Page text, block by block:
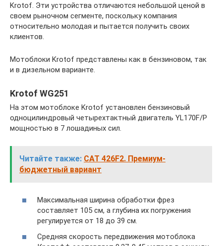
Krotof. Эти устройства отличаются небольшой ценой в
своем рыночном сегменте, поскольку компания
относительно молодая и пытается получить своих
клиентов.
Мотоблоки Krotof представлены как в бензиновом, так
и в дизельном варианте.
Krotof WG251
На этом мотоблоке Krotof установлен бензиновый
одноцилиндровый четырехтактный двигатель YL170F/P
мощностью в 7 лошадиных сил.
Читайте также: CAT 426F2. Премиум-
бюджетный вариант
Максимальная ширина обработки фрез
составляет 105 см, а глубина их погружения
регулируется от 18 до 39 см.
Средняя скорость передвижения мотоблока